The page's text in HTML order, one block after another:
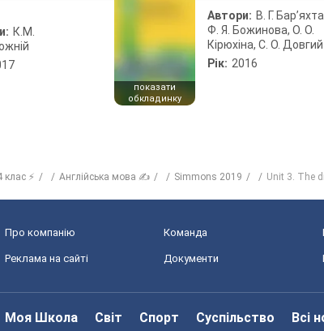
К.М.
показати
обкладинку
Автори: В. Г.
Ф. Я. Божинова, О. О.
Кірюхіна, С. О. Довгий
Рік: 2016
клас ⚡ Англійська мова ✍ Simmons 2019 Unit 3. The
Про компанію Команда
Реклама на сайті Документи
Моя Школа Світ Спорт Суспільство Всі